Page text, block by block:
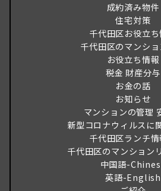
成約済み物件
住宅対策
千代田区お役立ち
千代田区のマンシ
お役立ち情報
税金 財産分与
お金の話
お知らせ
マンションの管理
新型コロナウィルスに
千代田区ランチ
千代田区のマンション
中国語-
英語-English